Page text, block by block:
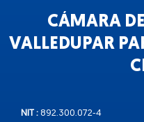
CÁMARA
VALLEDUPAR
NIT : 892.300.072-4